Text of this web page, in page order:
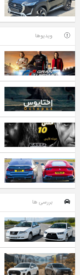
ویدیوها
بررسی ها